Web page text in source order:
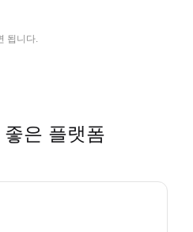
됩니다.
은 플랫폼